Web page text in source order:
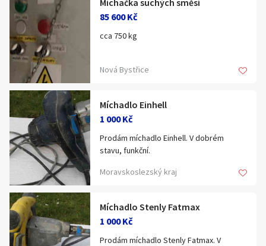
Míchačka suchých směsí
85 600 Kč
cca 750 kg
Nová Bystřice
Míchadlo Einhell
1 000 Kč
Prodám míchadlo Einhell. V dobrém
stavu, funkční.
Moravskoslezský kraj
Míchadlo Stenly Fatmax
1 000 Kč
Prodám míchadlo Stenly Fatmax. V
Km
Celá ČR
Hlavní město Praha
Jihočeský kraj
Jihomoravský kraj
Zobrazit všechny regiony
Stáří inzerátu
Klíčové slovo:
Neuvedeno
Lokalita:
Neuvedeno
Ráno Večer
E-mail
Souhlasím s personalizací nabídek, zasíláním
marketingových materiálů a upozornění.